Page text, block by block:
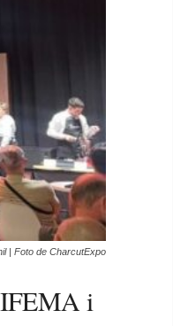
| Foto de CharcutExpo
IFEMA i